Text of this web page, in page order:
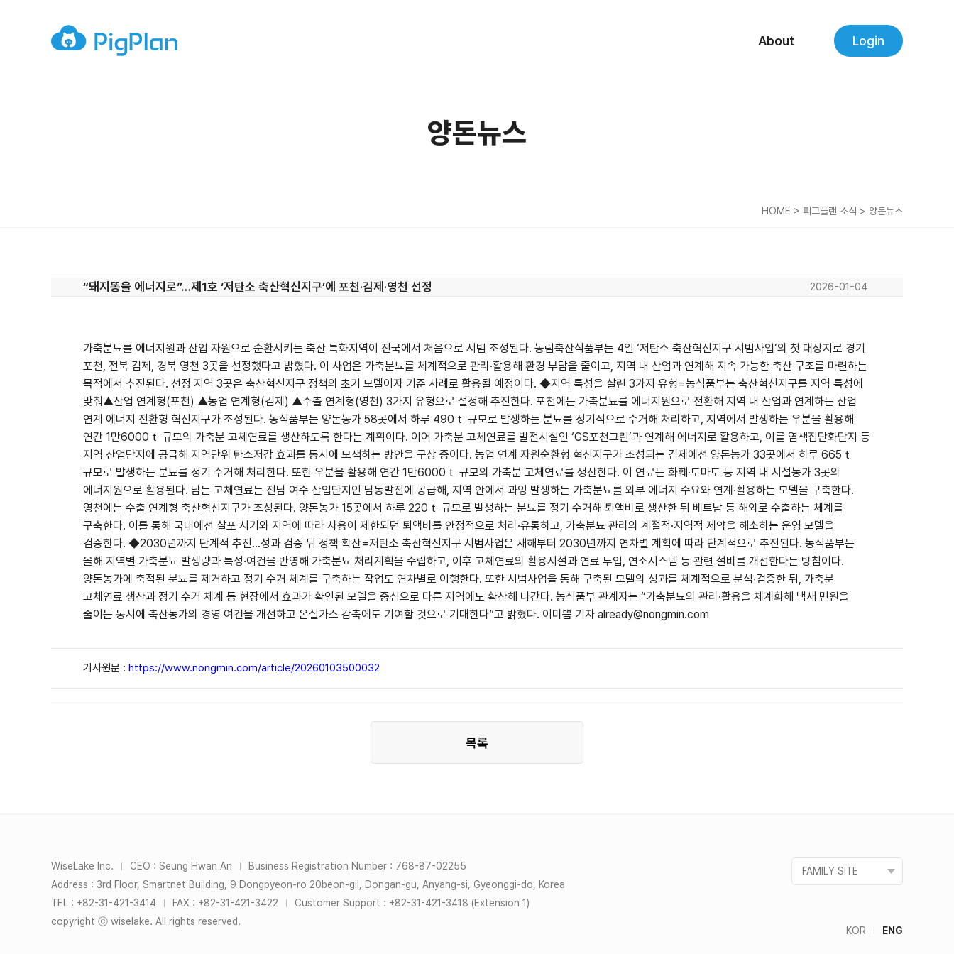
About Login
양돈뉴스
HOME > 피그플랜 소식 > 양돈뉴스
“돼지똥을 에너지로”…제1호 ‘저탄소 축산혁신지구’에 포천·김제·영천 선정 2026-01-04
가축분뇨를 에너지원과 산업 자원으로 순환시키는 축산 특화지역이 전국에서 처음으로 시범 조성된다. 농림축산식품부는 4일 ‘저탄소 축산혁신지구 시범사업’의 첫 대상지로 경기
포천, 전북 김제, 경북 영천 3곳을 선정했다고 밝혔다. 이 사업은 가축분뇨를 체계적으로 관리·활용해 환경 부담을 줄이고, 지역 내 산업과 연계해 지속 가능한 축산 구조를 마련하는
목적에서 추진된다. 선정 지역 3곳은 축산혁신지구 정책의 초기 모델이자 기준 사례로 활용될 예정이다. ◆지역 특성을 살린 3가지 유형=농식품부는 축산혁신지구를 지역 특성에
맞춰▲산업 연계형(포천) ▲농업 연계형(김제) ▲수출 연계형(영천) 3가지 유형으로 설정해 추진한다. 포천에는 가축분뇨를 에너지원으로 전환해 지역 내 산업과 연계하는 산업
연계 에너지 전환형 혁신지구가 조성된다. 농식품부는 양돈농가 58곳에서 하루 490ｔ 규모로 발생하는 분뇨를 정기적으로 수거해 처리하고, 지역에서 발생하는 우분을 활용해
연간 1만6000ｔ 규모의 가축분 고체연료를 생산하도록 한다는 계획이다. 이어 가축분 고체연료를 발전시설인 ‘GS포천그린’과 연계해 에너지로 활용하고, 이를 염색집단화단지 등
지역 산업단지에 공급해 지역단위 탄소저감 효과를 동시에 모색하는 방안을 구상 중이다. 농업 연계 자원순환형 혁신지구가 조성되는 김제에선 양돈농가 33곳에서 하루 665ｔ
규모로 발생하는 분뇨를 정기 수거해 처리한다. 또한 우분을 활용해 연간 1만6000ｔ 규모의 가축분 고체연료를 생산한다. 이 연료는 화훼·토마토 등 지역 내 시설농가 3곳의
에너지원으로 활용된다. 남는 고체연료는 전남 여수 산업단지인 남동발전에 공급해, 지역 안에서 과잉 발생하는 가축분뇨를 외부 에너지 수요와 연계·활용하는 모델을 구축한다.
영천에는 수출 연계형 축산혁신지구가 조성된다. 양돈농가 15곳에서 하루 220ｔ 규모로 발생하는 분뇨를 정기 수거해 퇴액비로 생산한 뒤 베트남 등 해외로 수출하는 체계를
구축한다. 이를 통해 국내에선 살포 시기와 지역에 따라 사용이 제한되던 퇴액비를 안정적으로 처리·유통하고, 가축분뇨 관리의 계절적·지역적 제약을 해소하는 운영 모델을
검증한다. ◆2030년까지 단계적 추진…성과 검증 뒤 정책 확산=저탄소 축산혁신지구 시범사업은 새해부터 2030년까지 연차별 계획에 따라 단계적으로 추진된다. 농식품부는
올해 지역별 가축분뇨 발생량과 특성·여건을 반영해 가축분뇨 처리계획을 수립하고, 이후 고체연료의 활용시설과 연료 투입, 연소시스템 등 관련 설비를 개선한다는 방침이다.
양돈농가에 축적된 분뇨를 제거하고 정기 수거 체계를 구축하는 작업도 연차별로 이행한다. 또한 시범사업을 통해 구축된 모델의 성과를 체계적으로 분석·검증한 뒤, 가축분
고체연료 생산과 정기 수거 체계 등 현장에서 효과가 확인된 모델을 중심으로 다른 지역에도 확산해 나간다. 농식품부 관계자는 “가축분뇨의 관리·활용을 체계화해 냄새 민원을
줄이는 동시에 축산농가의 경영 여건을 개선하고 온실가스 감축에도 기여할 것으로 기대한다”고 밝혔다. 이미쁨 기자 already@nongmin.com
기사원문 : https://www.nongmin.com/article/20260103500032
WiseLake Inc. CEO : Seung Hwan An
Business Registration Number : 768-87-02255
Address : 3rd Floor, Smartnet Building, 9 Dongpyeon-ro 20beon-gil, Dongan-gu, Anyang-si, Gyeonggi-do, Korea
TEL : +82-31-421-3414
FAX : +82-31-421-3422
Customer Support : +82-31-421-3418 (Extension 1)
copyright ⓒ wiselake. All rights reserved.
FAMILY SITE
KOR ENG